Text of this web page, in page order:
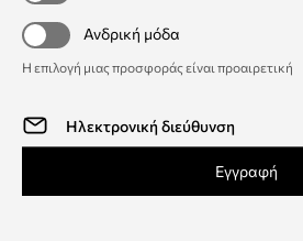
Ανδρική μόδα
Η επιλογή μιας προσφοράς είναι προαιρετική
Εγγραφή